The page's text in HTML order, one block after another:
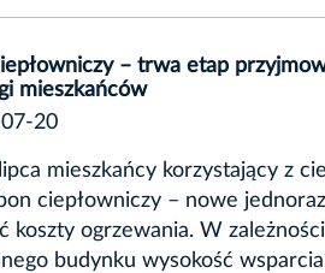
– trwa etap
mieszkańców
20
mieszkańcy korzystający z
ciepłowniczy – nowe
koszty ogrzewania. W
budynku wysokość